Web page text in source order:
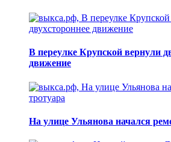
В переулке Крупской вернули
движение
На улице Ульянова начался